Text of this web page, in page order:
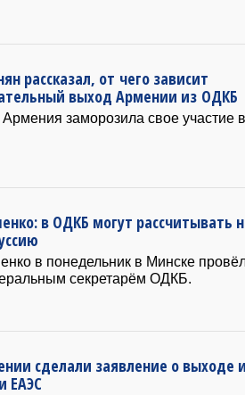
рассказал, от чего зависит
выход Армении из ОДКБ
заморозила свое участие
в ОДКБ могут рассчитывать
в понедельник в Минске
секретарём ОДКБ.
сделали заявление о выходе
ЕАЭС